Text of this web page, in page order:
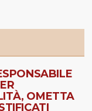
OMETTA